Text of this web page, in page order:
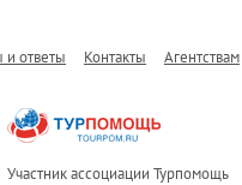
ответы Контакты Агентствам
Участник ассоциации Турпомощь